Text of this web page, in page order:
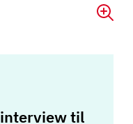
til